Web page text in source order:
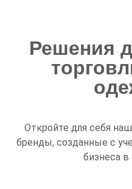
Решения
Откройте для себя
бренды, созданные с
бизнеса